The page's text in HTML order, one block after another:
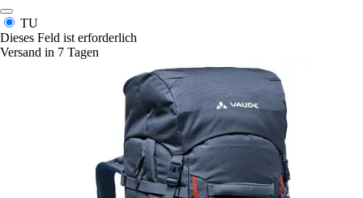
TU
Dieses Feld ist erforderlich
Versand in 7 Tagen